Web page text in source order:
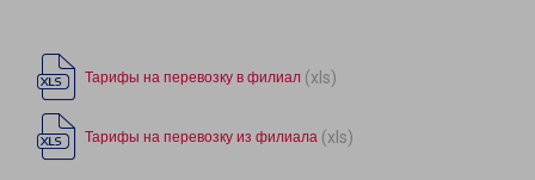
Тарифы на перевозку в филиал (xls)
Тарифы на перевозку из филиала (xls)